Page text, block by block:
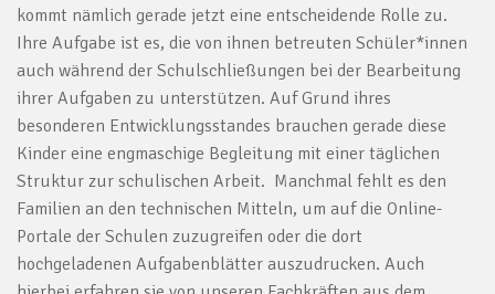
kommt nämlich gerade jetzt eine entscheidende Rolle zu.
Ihre Aufgabe ist es, die von ihnen betreuten Schüler*innen
auch während der Schulschließungen bei der Bearbeitung
ihrer Aufgaben zu unterstützen. Auf Grund ihres
besonderen Entwicklungsstandes brauchen gerade diese
Kinder eine engmaschige Begleitung mit einer täglichen
Struktur zur schulischen Arbeit. Manchmal fehlt es den
Familien an den technischen Mitteln, um auf die Online-
Portale der Schulen zuzugreifen oder die dort
hochgeladenen Aufgabenblätter auszudrucken. Auch